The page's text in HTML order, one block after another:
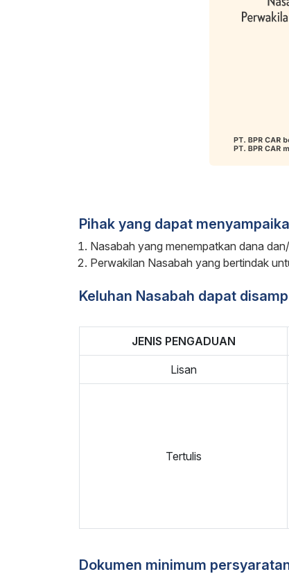
Pihak yang dapat
Nasabah yang menempatkan dana
Perwakilan Nasabah yang bertindak
Keluhan Nasabah dapat
JENIS PENGADUAN
Lisan
Tertulis
Dokumen minimum